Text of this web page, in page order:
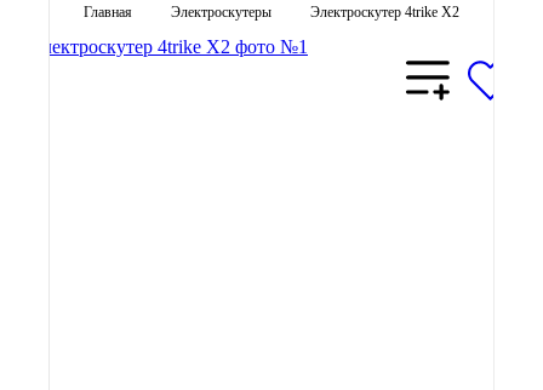
Главная Электроскутеры Электроскутер 4trike X2